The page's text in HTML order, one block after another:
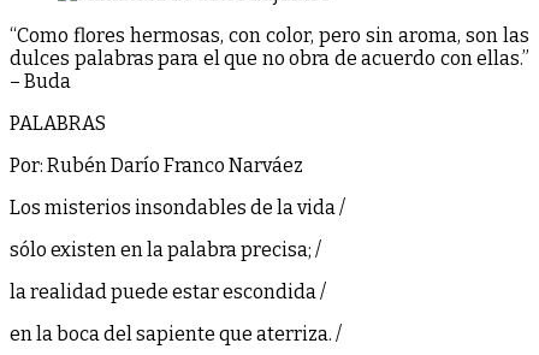
“Como flores hermosas, con color, pero sin aroma, son las
dulces palabras para el que no obra de acuerdo con ellas.”
– Buda
PALABRAS
Por: Rubén Darío Franco Narváez
Los misterios insondables de la vida /
sólo existen en la palabra precisa; /
la realidad puede estar escondida /
en la boca del sapiente que aterriza. /